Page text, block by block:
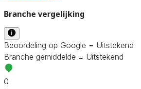
Branche vergelijking
Beoordeling op Google = Uitstekend
Branche gemiddelde = Uitstekend
0